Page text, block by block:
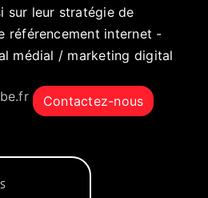
sur leur stratégie de
référencement internet -
médial / marketing digital
Contactez-nous